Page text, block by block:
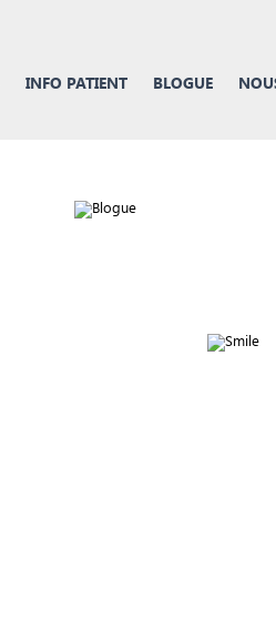
INFO PATIENT BLOGUE